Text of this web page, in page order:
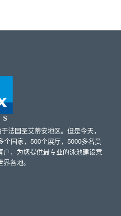
法国圣艾蒂安地区。但是今天，
国家，500个展厅，5000多名员
，为您提供最专业的泳池建设意
各地。